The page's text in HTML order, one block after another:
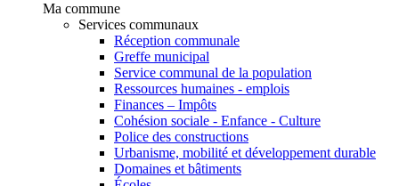
Ma commune
Services communaux
Réception communale
Greffe municipal
Service communal de la population
Ressources humaines - emplois
Finances – Impôts
Cohésion sociale - Enfance - Culture
Police des constructions
Urbanisme, mobilité et développement durable
Domaines et bâtiments